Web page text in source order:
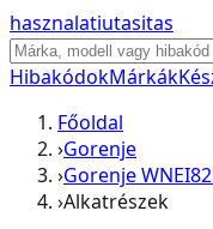
hasznalatiutasitas
HibakódokMárkák
Főoldal
›Gorenje
›Gorenje
›Alkatrészek